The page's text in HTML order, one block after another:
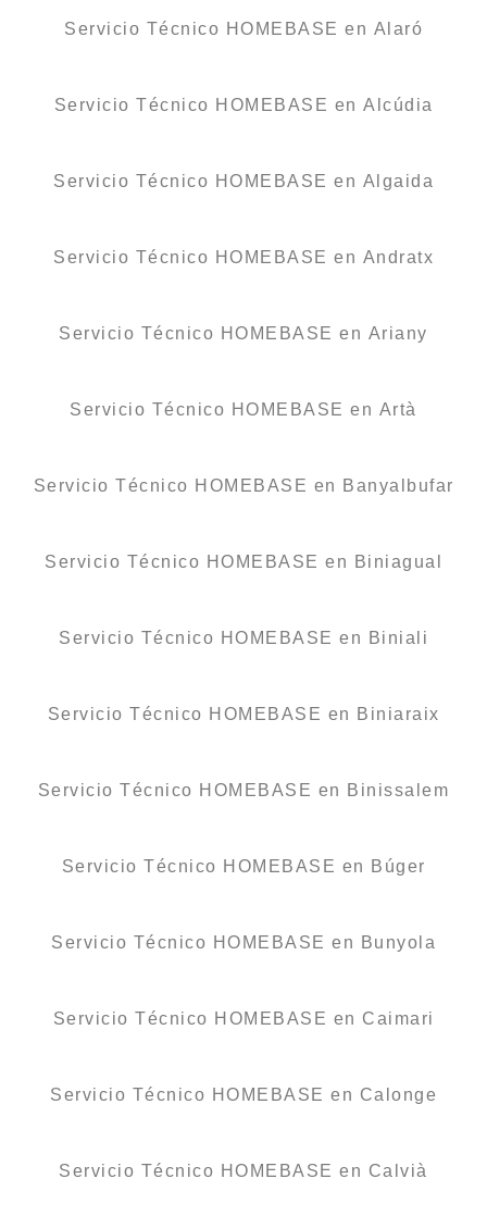
Servicio Técnico HOMEBASE en Alaró
Servicio Técnico HOMEBASE en Alcúdia
Servicio Técnico HOMEBASE en Algaida
Servicio Técnico HOMEBASE en Andratx
Servicio Técnico HOMEBASE en Ariany
Servicio Técnico HOMEBASE en Artà
Servicio Técnico HOMEBASE en Banyalbufar
Servicio Técnico HOMEBASE en Biniagual
Servicio Técnico HOMEBASE en Biniali
Servicio Técnico HOMEBASE en Biniaraix
Servicio Técnico HOMEBASE en Binissalem
Servicio Técnico HOMEBASE en Búger
Servicio Técnico HOMEBASE en Bunyola
Servicio Técnico HOMEBASE en Caimari
Servicio Técnico HOMEBASE en Calonge
Servicio Técnico HOMEBASE en Calvià